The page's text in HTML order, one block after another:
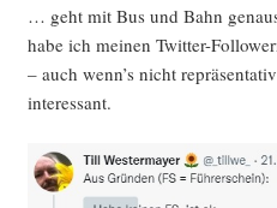
… geht mit Bus und Bahn
habe ich mei­nen Twit­ter-
– auch wenn’s nicht
interessant.